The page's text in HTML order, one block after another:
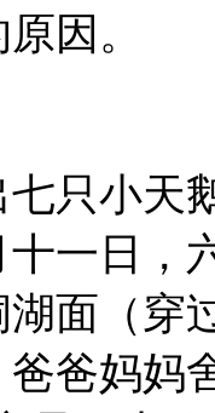
因。
只小天
一日，
面（穿
爸妈妈